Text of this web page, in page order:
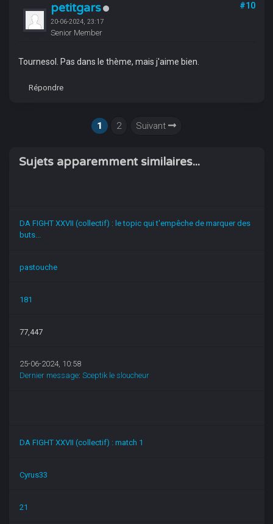
petitgars
20-06-2024, 23:17
Senior Member
#10
Tournesol. Pas dans le thème, mais j'aime bien.
Répondre
1 2 Suivant
Sujets apparemment similaires...
DA FIGHT XXVII (collectif) : le topic qui t'empêche de marquer des
buts...
pastouche
181
77,447
25-06-2024, 10:58
Dernier message:Sceptik le sloucheur
DA FIGHT XXVII (collectif) : match 1
Cyrus33
21